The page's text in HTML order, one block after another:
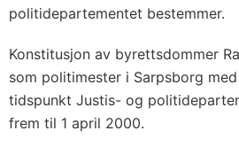
politidepartementet bestemmer.
Konstitusjon av byrettsdommer
som politimester i Sarpsborg
tidspunkt Justis- og
frem til 1 april 2000.